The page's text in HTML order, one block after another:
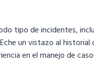
tipo de incidentes,
un vistazo al
en el manejo de